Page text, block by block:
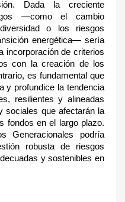
Dada la creciente
—como el cambio
o los riesgos
energética— sería
incorporación de criterios
con la creación de los
es fundamental que
y profundice la tendencia
resilientes y alineadas
sociales que afectarán la
fondos en el largo plazo.
Generacionales podría
robusta de riesgos
y sostenibles en